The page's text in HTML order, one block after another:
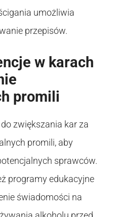
umożliwia
przepisów.
w karach
promili
zwiększania kar za
promili, aby
sprawców.
programy edukacyjne
świadomości na